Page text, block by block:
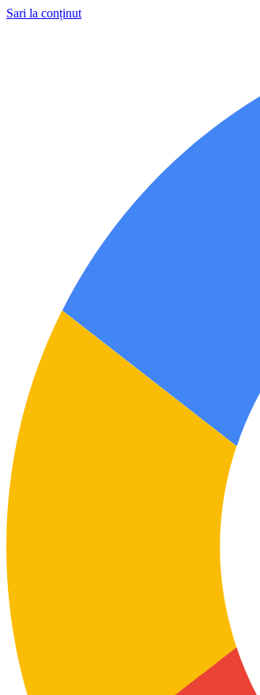
Sari la conținut